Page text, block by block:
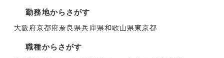
勤務地からさがす
大阪府京都府奈良県兵庫県和歌山県東京都
職種からさがす